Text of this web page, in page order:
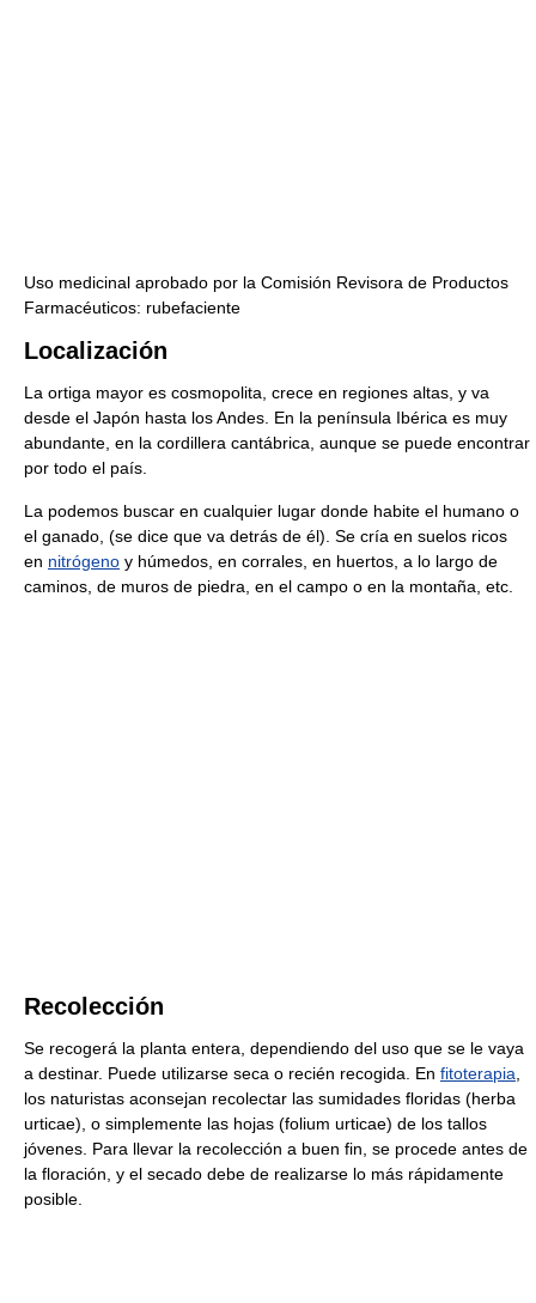
Uso medicinal aprobado por la Co­misión Revisora de Productos
Farmacéuticos: rubefaciente
Localización
La ortiga mayor es cosmopolita, crece en regiones altas, y va
desde el Japón hasta los Andes. En la península Ibérica es muy
abundante, en la cordillera cantábrica, aunque se puede encontrar
por todo el país.
La podemos buscar en cualquier lugar donde habite el humano o
el ganado, (se dice que va detrás de él). Se cría en suelos ricos
en nitrógeno y húmedos, en corrales, en huertos, a lo largo de
caminos, de muros de piedra, en el campo o en la montaña, etc.
Recolección
Se recogerá la planta entera, dependiendo del uso que se le vaya
a destinar. Puede utilizarse seca o recién recogida. En fitoterapia
los naturistas aconsejan recolectar las sumidades floridas (herba
urticae), o simplemente las hojas (folium urticae) de los tallos
jóvenes. Para llevar la recolección a buen fin, se procede antes de
la floración, y el secado debe de realizarse lo más rápidamente
posible.